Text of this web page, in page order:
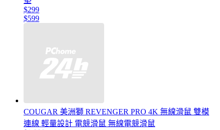
$299
$599
COUGAR 美洲獅 REVENGER PRO 4K 無線滑鼠 雙模
連線 輕量設計 電競滑鼠 無線電競滑鼠